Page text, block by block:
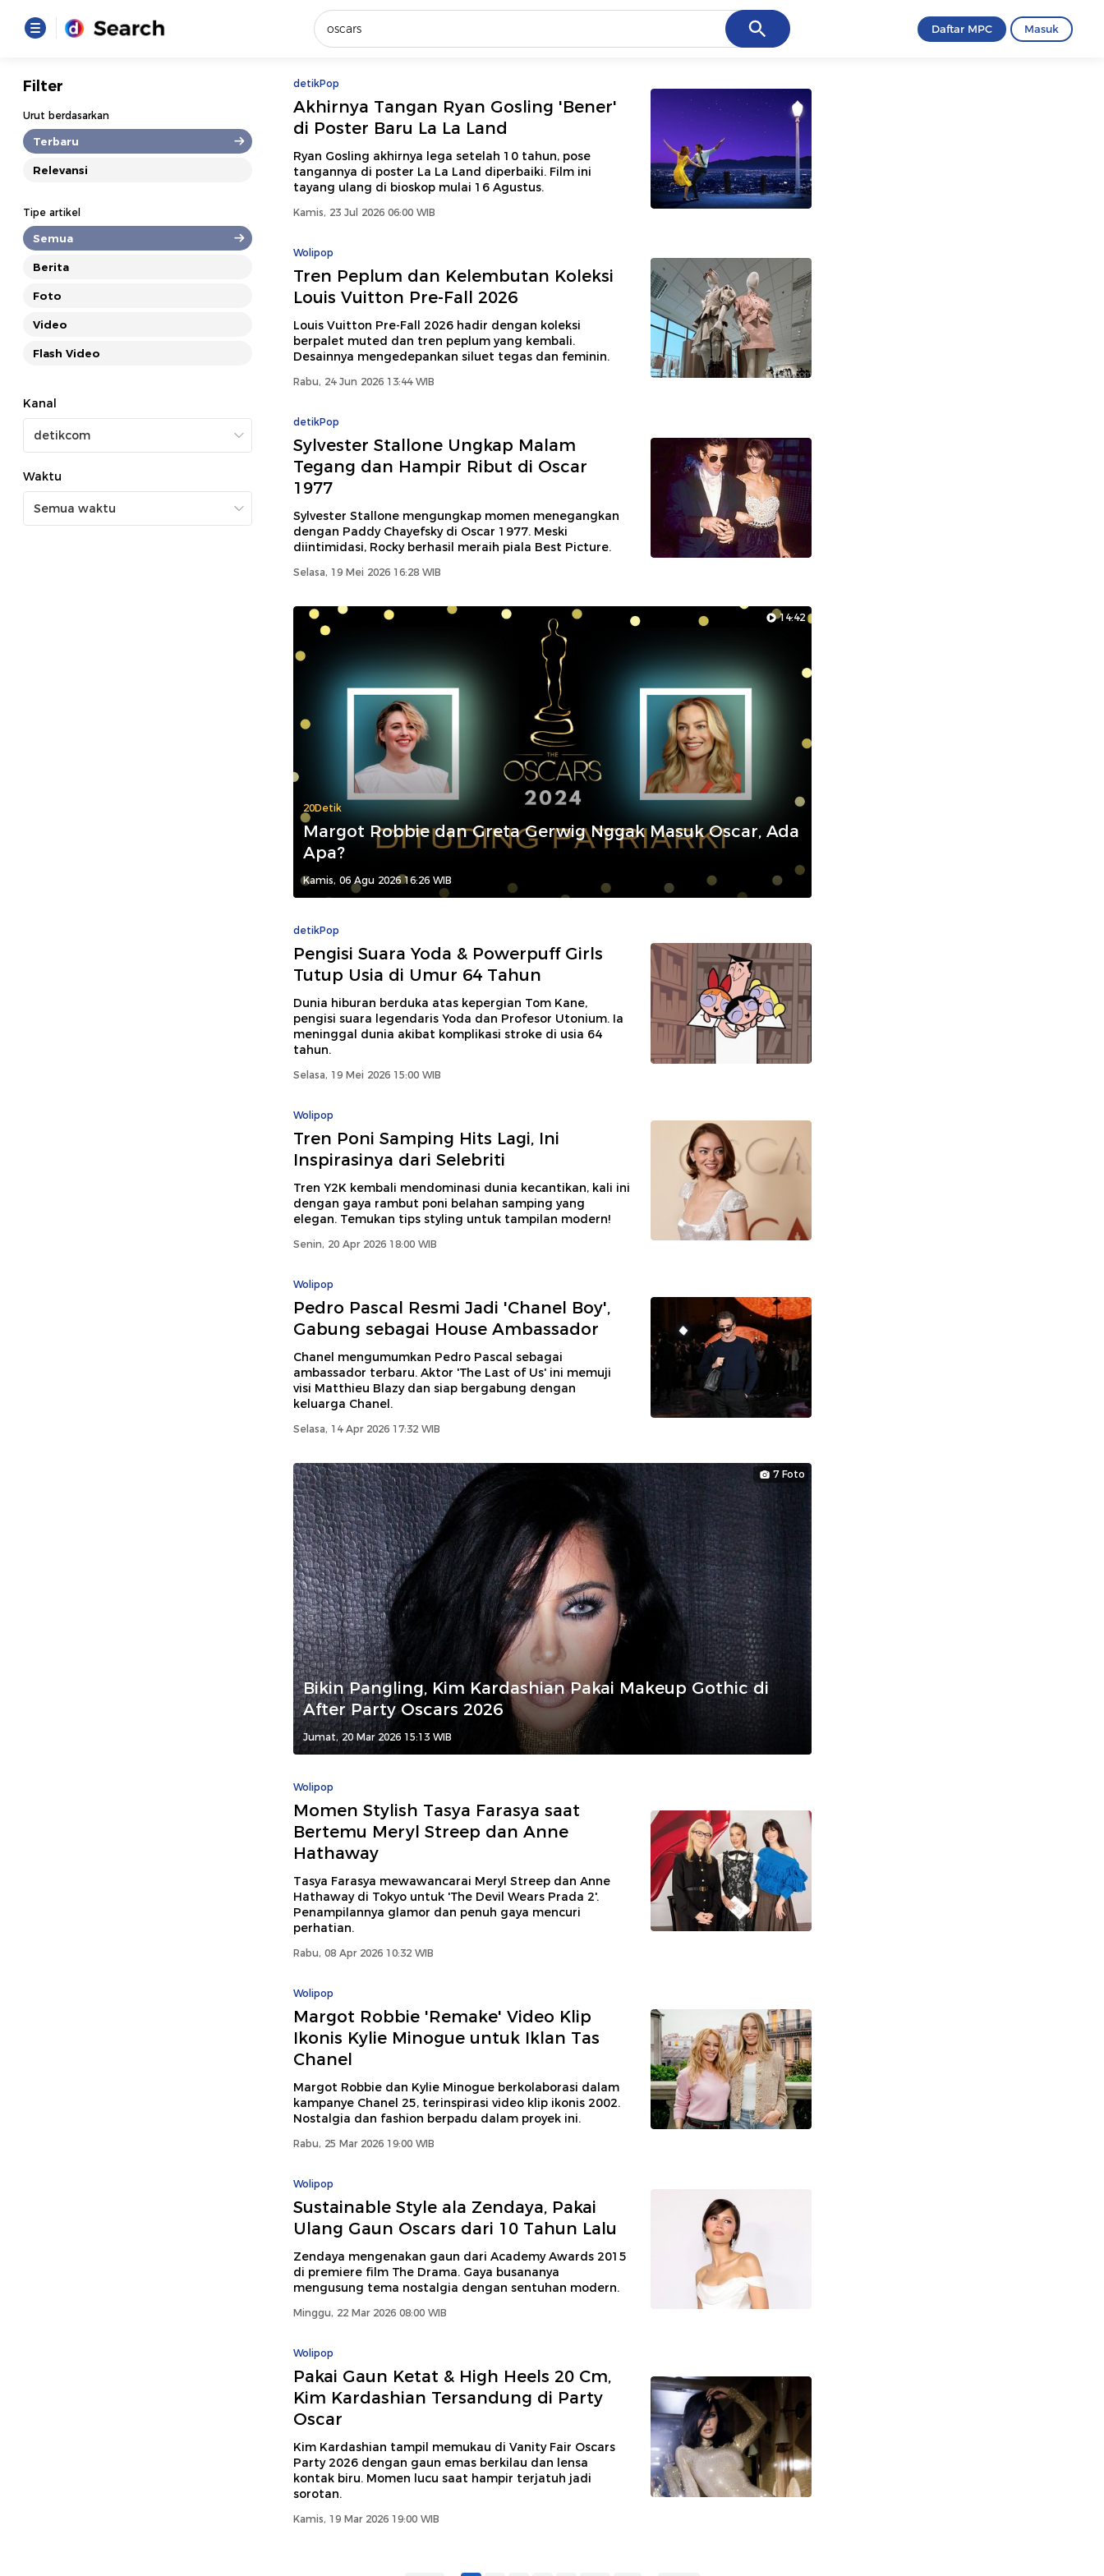
Cancel
Loading...
Promoted
Daftar MPC Masuk
Filter
Urut berdasarkan
Terbaru
Relevansi
Tipe artikel
Semua
Berita
Foto
Video
Flash Video
Kanal
Waktu
detikPop
Akhirnya Tangan Ryan Gosling 'Bener'
di Poster Baru La La Land
Ryan Gosling akhirnya lega setelah 10 tahun, pose
tangannya di poster La La Land diperbaiki. Film ini
tayang ulang di bioskop mulai 16 Agustus.
Kamis, 23 Jul 2026 06:00 WIB
Wolipop
Tren Peplum dan Kelembutan Koleksi
Louis Vuitton Pre-Fall 2026
Louis Vuitton Pre-Fall 2026 hadir dengan koleksi
berpalet muted dan tren peplum yang kembali.
Desainnya mengedepankan siluet tegas dan feminin.
Rabu, 24 Jun 2026 13:44 WIB
detikPop
Sylvester Stallone Ungkap Malam
Tegang dan Hampir Ribut di Oscar
1977
Sylvester Stallone mengungkap momen menegangkan
dengan Paddy Chayefsky di Oscar 1977. Meski
diintimidasi, Rocky berhasil meraih piala Best Picture.
Selasa, 19 Mei 2026 16:28 WIB
14:42
20Detik
Margot Robbie dan Greta Gerwig Nggak Masuk Oscar, Ada
Apa?
Kamis, 06 Agu 2026 16:26 WIB
detikPop
Pengisi Suara Yoda & Powerpuff Girls
Tutup Usia di Umur 64 Tahun
Dunia hiburan berduka atas kepergian Tom Kane,
pengisi suara legendaris Yoda dan Profesor Utonium. Ia
meninggal dunia akibat komplikasi stroke di usia 64
tahun.
Selasa, 19 Mei 2026 15:00 WIB
Wolipop
Tren Poni Samping Hits Lagi, Ini
Inspirasinya dari Selebriti
Tren Y2K kembali mendominasi dunia kecantikan, kali ini
dengan gaya rambut poni belahan samping yang
elegan. Temukan tips styling untuk tampilan modern!
Senin, 20 Apr 2026 18:00 WIB
Wolipop
Pedro Pascal Resmi Jadi 'Chanel Boy',
Gabung sebagai House Ambassador
Chanel mengumumkan Pedro Pascal sebagai
ambassador terbaru. Aktor 'The Last of Us' ini memuji
visi Matthieu Blazy dan siap bergabung dengan
keluarga Chanel.
Selasa, 14 Apr 2026 17:32 WIB
7 Foto
Bikin Pangling, Kim Kardashian Pakai Makeup Gothic di
After Party Oscars 2026
Jumat, 20 Mar 2026 15:13 WIB
Wolipop
Momen Stylish Tasya Farasya saat
Bertemu Meryl Streep dan Anne
Hathaway
Tasya Farasya mewawancarai Meryl Streep dan Anne
Hathaway di Tokyo untuk 'The Devil Wears Prada 2'.
Penampilannya glamor dan penuh gaya mencuri
perhatian.
Rabu, 08 Apr 2026 10:32 WIB
Wolipop
Margot Robbie 'Remake' Video Klip
Ikonis Kylie Minogue untuk Iklan Tas
Chanel
Margot Robbie dan Kylie Minogue berkolaborasi dalam
kampanye Chanel 25, terinspirasi video klip ikonis 2002.
Nostalgia dan fashion berpadu dalam proyek ini.
Rabu, 25 Mar 2026 19:00 WIB
Wolipop
Sustainable Style ala Zendaya, Pakai
Ulang Gaun Oscars dari 10 Tahun Lalu
Zendaya mengenakan gaun dari Academy Awards 2015
di premiere film The Drama. Gaya busananya
mengusung tema nostalgia dengan sentuhan modern.
Minggu, 22 Mar 2026 08:00 WIB
Wolipop
Pakai Gaun Ketat & High Heels 20 Cm,
Kim Kardashian Tersandung di Party
Oscar
Kim Kardashian tampil memukau di Vanity Fair Oscars
Party 2026 dengan gaun emas berkilau dan lensa
kontak biru. Momen lucu saat hampir terjatuh jadi
sorotan.
Kamis, 19 Mar 2026 19:00 WIB